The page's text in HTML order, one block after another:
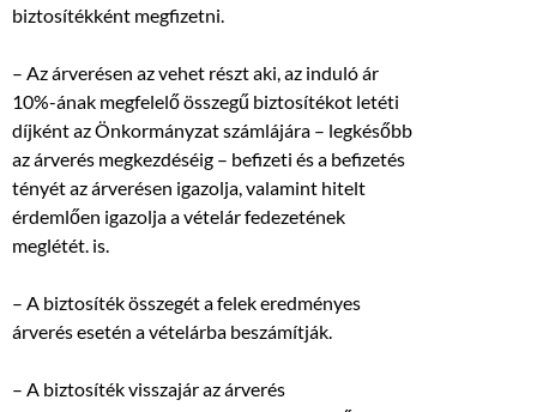
biztosítékként megfizetni.
– Az árverésen az vehet részt aki, az induló ár
10%-ának megfelelő összegű biztosítékot letéti
díjként az Önkormányzat számlájára – legkésőbb
az árverés megkezdéséig – befizeti és a befizetés
tényét az árverésen igazolja, valamint hitelt
érdemlően igazolja a vételár fedezetének
meglétét. is.
– A biztosíték összegét a felek eredményes
árverés esetén a vételárba beszámítják.
– A biztosíték visszajár az árverés